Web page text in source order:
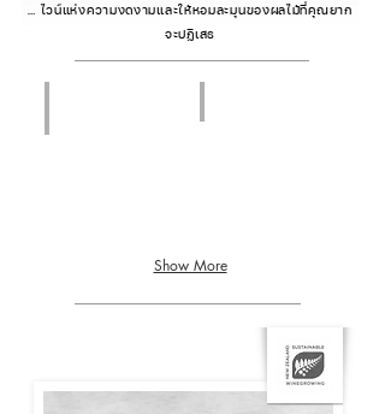
… ไวน์แห่งความงดงามและให้หอมละมุนของผลไม้ที่คุณยาก
จะปฏิเสธ
Show More